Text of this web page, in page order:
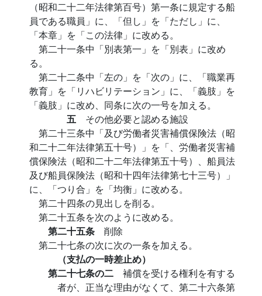
（昭和二十二年法律第百号）第一条に規定する船
員である職員」に、「但し」を「ただし」に、
「本章」を「この法律」に改める。
第二十一条中「別表第一」を「別表」に改め
る。
第二十二条中「左の」を「次の」に、「職業再
教育」を「リハビリテーション」に、「義肢」を
「義肢」に改め、同条に次の一号を加える。
五 その他必要と認める施設
第二十三条中「及び労働者災害補償保険法（昭
和二十二年法律第五十号）」を「、労働者災害補
償保険法（昭和二十二年法律第五十号）、船員法
及び船員保険法（昭和十四年法律第七十三号）」
に、「つり合」を「均衡」に改める。
第二十四条の見出しを削る。
第二十五条を次のように改める。
第二十五条 削除
第二十七条の次に次の一条を加える。
（支払の一時差止め）
第二十七条の二 補償を受ける権利を有する
者が、正当な理由がなくて、第二十六条第